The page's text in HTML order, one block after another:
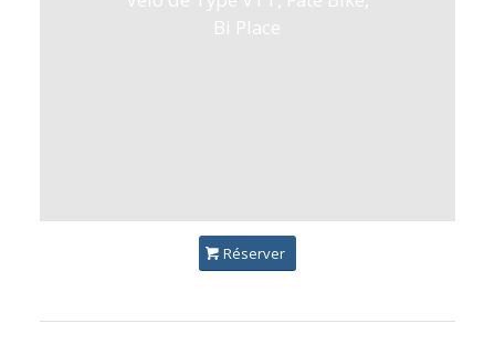
Bi Place
Réserver